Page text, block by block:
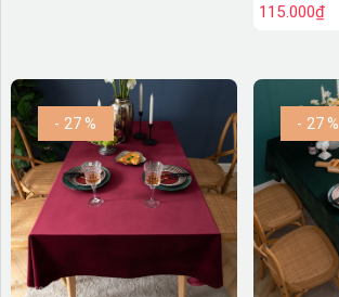
115.000₫
- 27 % - 27 %